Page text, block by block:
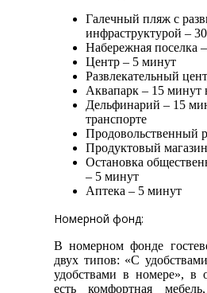
Галечный пляж с
инфраструктурой –
Набережная поселка
Центр – 5 минут
Развлекательный
Аквапарк – 15 минут
Дельфинарий – 15
транспорте
Продовольственный
Продуктовый
Остановка
– 5 минут
Аптека – 5 минут
Номерной фонд:
В номерном фонде
двух типов: «С
удобствами в номере», в
есть комфортная